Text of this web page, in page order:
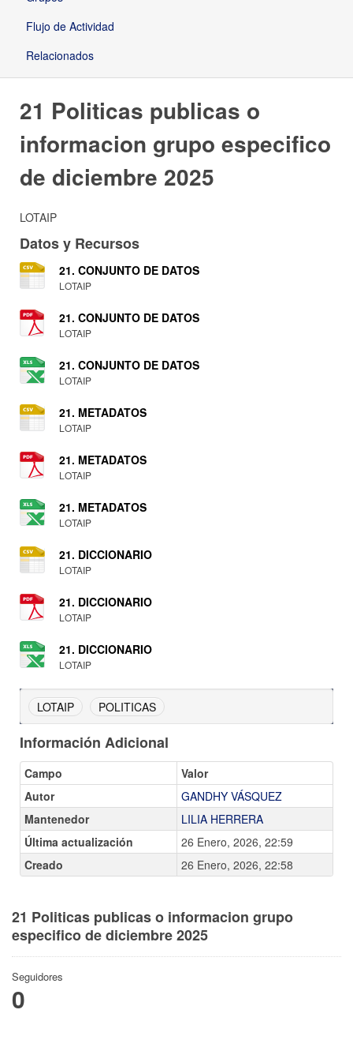
Flujo de Actividad
Relacionados
21 Politicas publicas o
informacion grupo especifico
de diciembre 2025
LOTAIP
Datos y Recursos
21. CONJUNTO DE DATOS
LOTAIP
21. CONJUNTO DE DATOS
LOTAIP
21. CONJUNTO DE DATOS
LOTAIP
21. METADATOS
LOTAIP
21. METADATOS
LOTAIP
21. METADATOS
LOTAIP
21. DICCIONARIO
LOTAIP
21. DICCIONARIO
LOTAIP
21. DICCIONARIO
LOTAIP
LOTAIP POLITICAS
Información Adicional
Campo
Valor
Autor
GANDHY VÁSQUEZ
Mantenedor
LILIA HERRERA
Última actualización
26 Enero, 2026, 22:59
Creado
26 Enero, 2026, 22:58
21 Politicas publicas o informacion grupo
especifico de diciembre 2025
Seguidores
0